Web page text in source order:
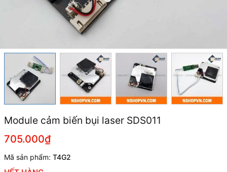
Module cảm biến bụi laser SDS011
705.000₫
Mã sản phẩm: T4G2